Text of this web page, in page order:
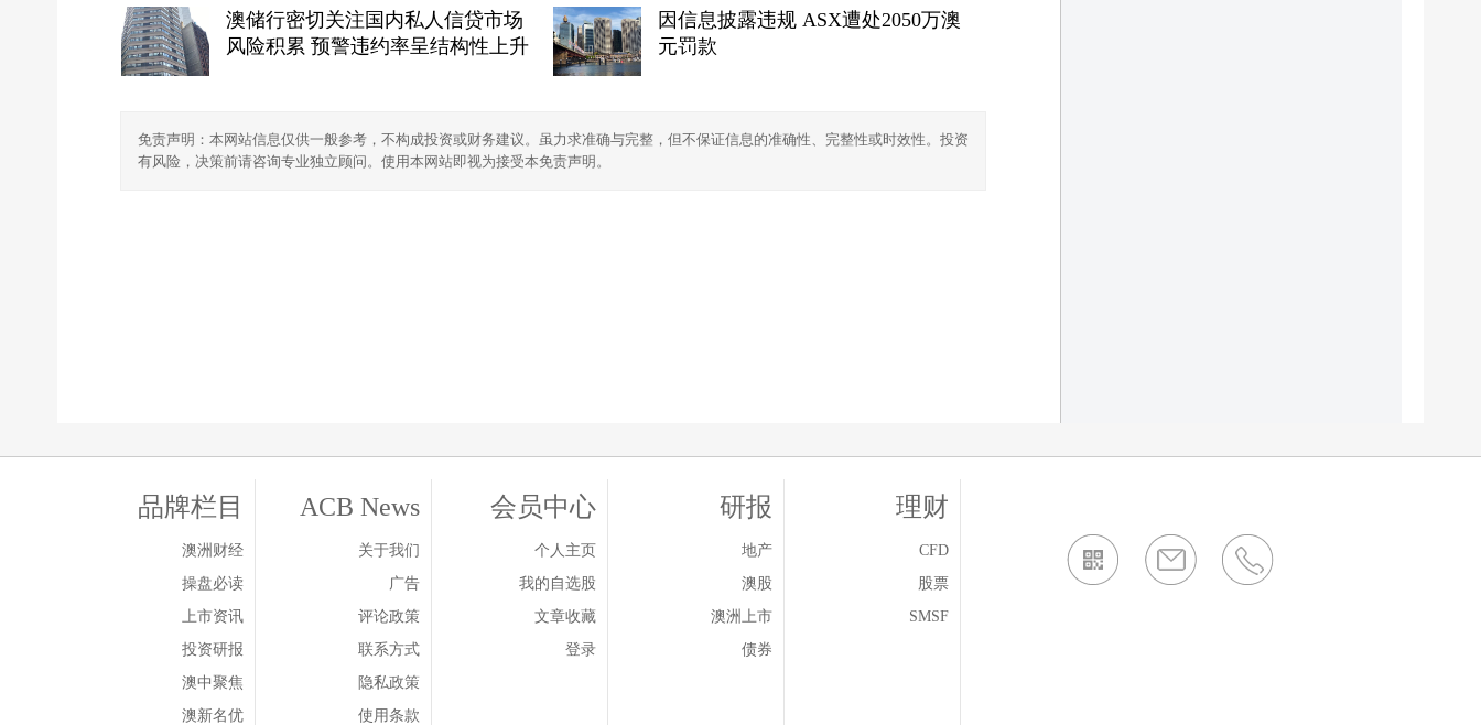
澳储行密切关注国内私人信贷市场
风险积累 预警违约率呈结构性上升
因信息披露违规 ASX遭处2050万澳
元罚款
免责声明：本网站信息仅供一般参考，不构成投资或财务建议。虽力求准确与完整，但不保证信息的准确性、完整性或时效性。投资
有风险，决策前请咨询专业独立顾问。使用本网站即视为接受本免责声明。
品牌栏目
澳洲财经
操盘必读
上市资讯
投资研报
澳中聚焦
澳新名优
ACB News
关于我们
广告
评论政策
联系方式
隐私政策
使用条款
会员中心
个人主页
我的自选股
文章收藏
登录
研报
地产
澳股
澳洲上市
债券
理财
CFD
股票
SMSF